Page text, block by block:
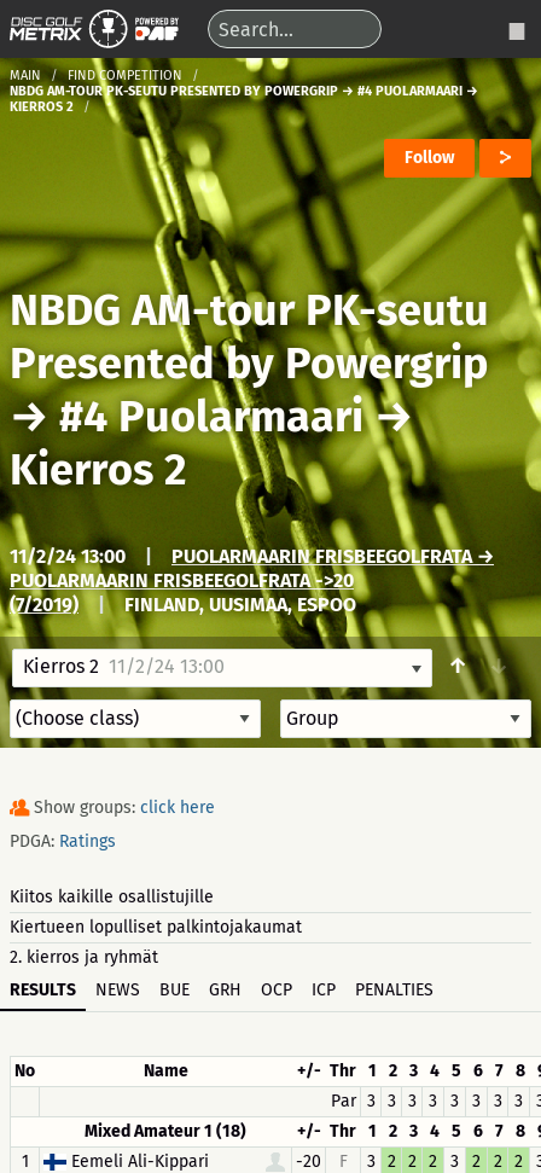
MAIN
FIND COMPETITION
NBDG AM-TOUR PK-SEUTU PRESENTED BY POWERGRIP → #4 PUOLARMAARI →
KIERROS 2
Follow
NBDG AM-tour PK-seutu
Presented by Powergrip
→#4 Puolarmaari→
Kierros 2
11/2/24 13:00
PUOLARMAARIN FRISBEEGOLFRATA →
PUOLARMAARIN FRISBEEGOLFRATA ->20
(7/2019)
FINLAND, UUSIMAA, ESPOO
Kierros 2 11/2/24 13:00 ↑ ↓
Show groups: click here
PDGA: Ratings
Kiitos kaikille osallistujille
Kiertueen lopulliset palkintojakaumat
2. kierros ja ryhmät
RESULTS
NEWS BUE GRH OCP ICP PENALTIES
No Name +/- Thr 1 2 3 4 5 6 7 8
Par 3 3 3 3 3 3 3 3
Mixed Amateur 1 (18)
+/- Thr 1 2 3 4 5 6 7 8
1
Eemeli Ali-Kippari -20 F 3 2 2 2 3 2 2 2